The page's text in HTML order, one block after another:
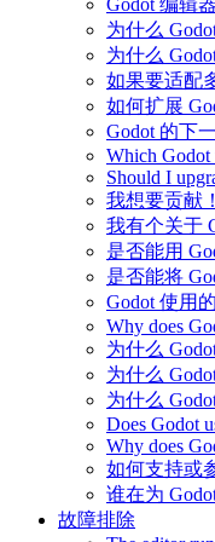
Godot 编辑
为什么
为什么
如果要适配
如何扩展
Godot 的下
Which Godot
Should I
我想要贡献
我有个关于
是否能用
是否能将
Godot 使用
Why does
为什么
为什么
为什么
Does Godot
Why does
如何支持或
谁在为
故障排除